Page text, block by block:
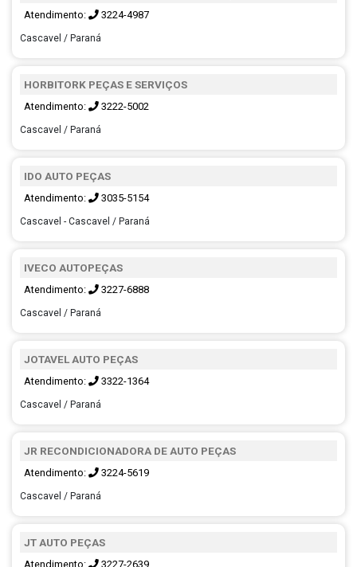
Atendimento: 3224-4987
Cascavel / Paraná
HORBITORK PEÇAS E SERVIÇOS
Atendimento: 3222-5002
Cascavel / Paraná
IDO AUTO PEÇAS
Atendimento: 3035-5154
Cascavel - Cascavel / Paraná
IVECO AUTOPEÇAS
Atendimento: 3227-6888
Cascavel / Paraná
JOTAVEL AUTO PEÇAS
Atendimento: 3322-1364
Cascavel / Paraná
JR RECONDICIONADORA DE AUTO PEÇAS
Atendimento: 3224-5619
Cascavel / Paraná
JT AUTO PEÇAS
Atendimento: 3227-2639